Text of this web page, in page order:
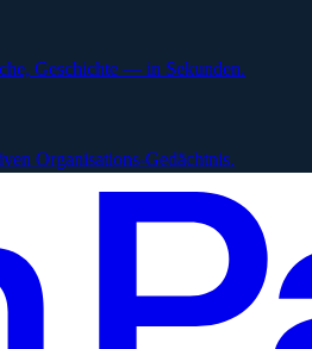
Geschichte — in Sekunden.
Organisations-Gedächtnis.